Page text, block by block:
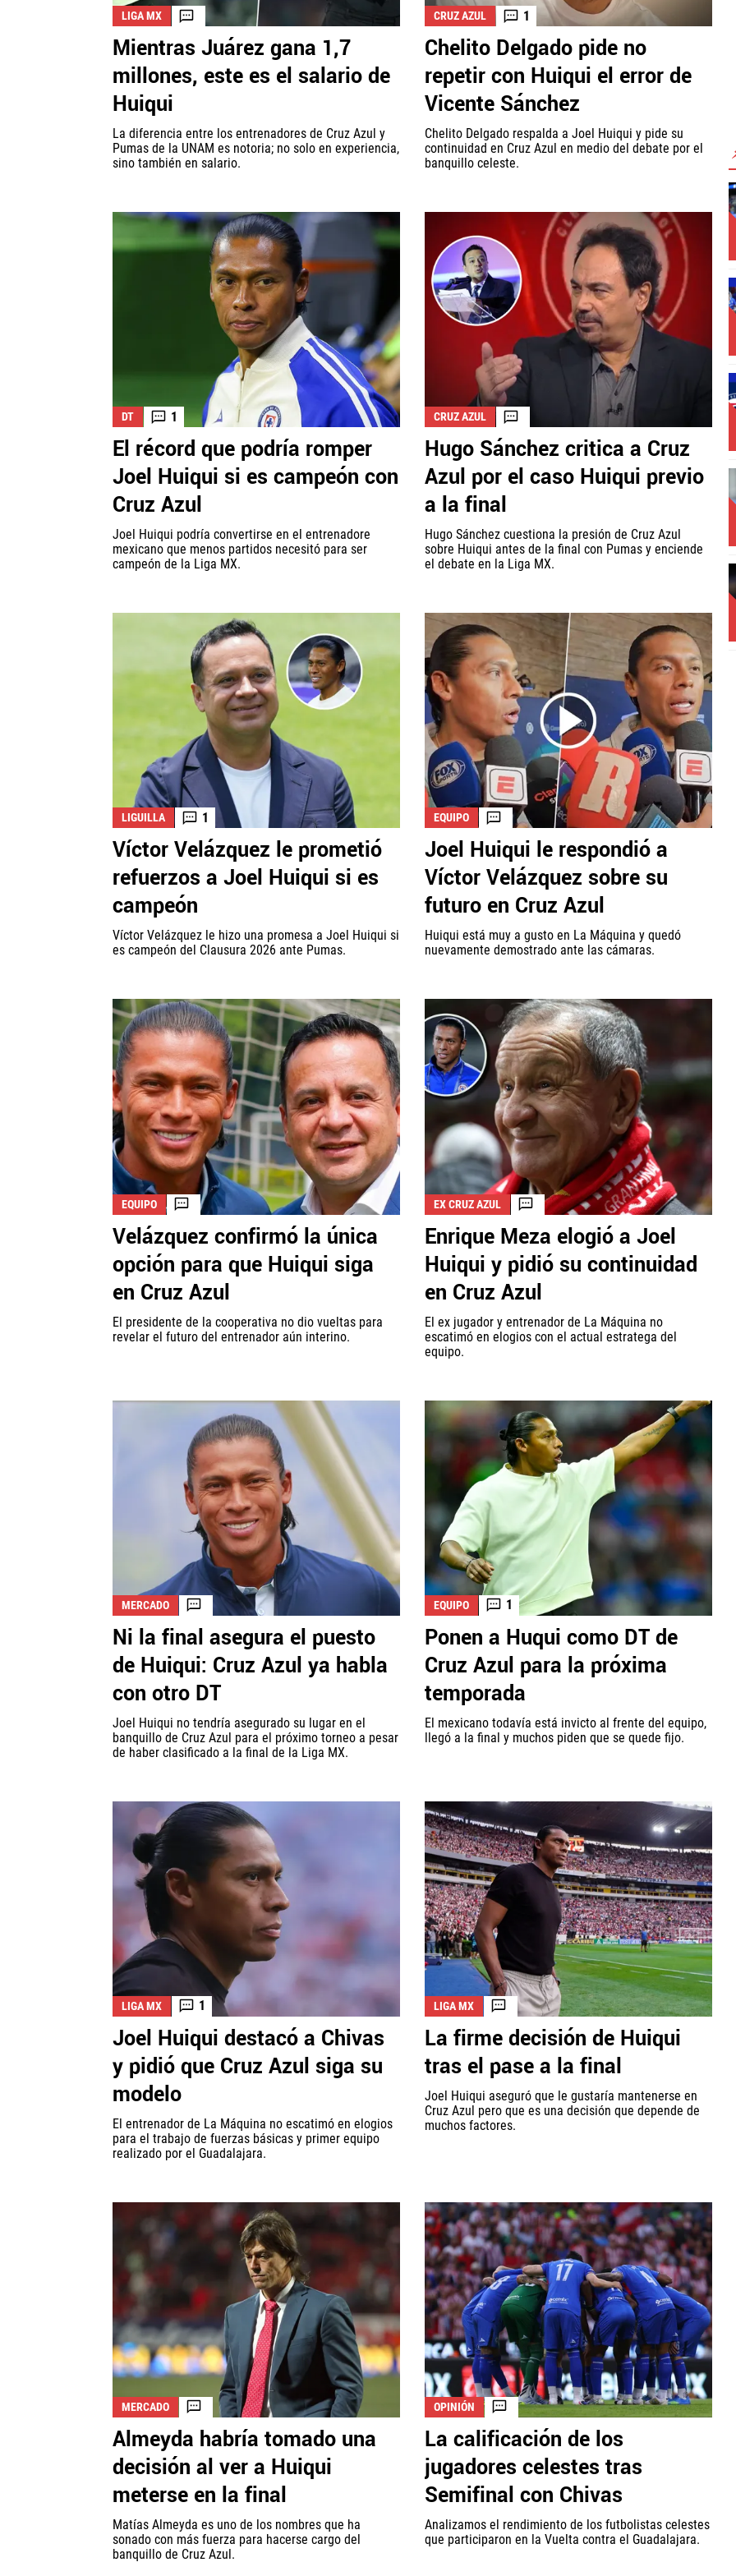
LIGA MX
Mientras Juárez gana 1,7
millones, este es el salario de
Huiqui
La diferencia entre los entrenadores de Cruz Azul y
Pumas de la UNAM es notoria; no solo en experiencia,
sino también en salario.
CRUZ AZUL 1
Chelito Delgado pide no
repetir con Huiqui el error de
Vicente Sánchez
Chelito Delgado respalda a Joel Huiqui y pide su
continuidad en Cruz Azul en medio del debate por el
banquillo celeste.
DT 1
El récord que podría romper
Joel Huiqui si es campeón con
Cruz Azul
Joel Huiqui podría convertirse en el entrenadore
mexicano que menos partidos necesitó para ser
campeón de la Liga MX.
CRUZ AZUL
Hugo Sánchez critica a Cruz
Azul por el caso Huiqui previo
a la final
Hugo Sánchez cuestiona la presión de Cruz Azul
sobre Huiqui antes de la final con Pumas y enciende
el debate en la Liga MX.
LIGUILLA 1
Víctor Velázquez le prometió
refuerzos a Joel Huiqui si es
campeón
Víctor Velázquez le hizo una promesa a Joel Huiqui si
es campeón del Clausura 2026 ante Pumas.
EQUIPO
Joel Huiqui le respondió a
Víctor Velázquez sobre su
futuro en Cruz Azul
Huiqui está muy a gusto en La Máquina y quedó
nuevamente demostrado ante las cámaras.
EQUIPO
Velázquez confirmó la única
opción para que Huiqui siga
en Cruz Azul
El presidente de la cooperativa no dio vueltas para
revelar el futuro del entrenador aún interino.
EX CRUZ AZUL
Enrique Meza elogió a Joel
Huiqui y pidió su continuidad
en Cruz Azul
El ex jugador y entrenador de La Máquina no
escatimó en elogios con el actual estratega del
equipo.
MERCADO
Ni la final asegura el puesto
de Huiqui: Cruz Azul ya habla
con otro DT
Joel Huiqui no tendría asegurado su lugar en el
banquillo de Cruz Azul para el próximo torneo a pesar
de haber clasificado a la final de la Liga MX.
EQUIPO 1
Ponen a Huqui como DT de
Cruz Azul para la próxima
temporada
El mexicano todavía está invicto al frente del equipo,
llegó a la final y muchos piden que se quede fijo.
LIGA MX 1
Joel Huiqui destacó a Chivas
y pidió que Cruz Azul siga su
modelo
El entrenador de La Máquina no escatimó en elogios
para el trabajo de fuerzas básicas y primer equipo
realizado por el Guadalajara.
LIGA MX
La firme decisión de Huiqui
tras el pase a la final
Joel Huiqui aseguró que le gustaría mantenerse en
Cruz Azul pero que es una decisión que depende de
muchos factores.
MERCADO
Almeyda habría tomado una
decisión al ver a Huiqui
meterse en la final
Matías Almeyda es uno de los nombres que ha
sonado con más fuerza para hacerse cargo del
banquillo de Cruz Azul.
OPINIÓN
La calificación de los
jugadores celestes tras
Semifinal con Chivas
Analizamos el rendimiento de los futbolistas celestes
que participaron en la Vuelta contra el Guadalajara.